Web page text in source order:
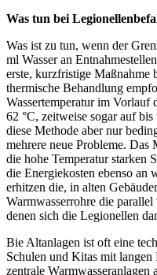
Was tun bei
Was ist zu tun, wenn der
ml Wasser an
erste, kurzfristige
thermische Behandlung
Wassertemperatur im Vorlauf
62 °C, zeitweise sogar auf
diese Methode aber nur
mehrere neue Probleme.
die hohe Temperatur starken
die Energiekosten ebenso an
erhitzen die, in alten
Warmwasserrohre die
denen sich die Legionellen
Bie Altanlagen ist oft eine
Schulen und Kitas mit langen
zentrale Warmwasseranlagen